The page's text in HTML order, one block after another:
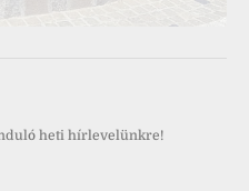
heti hírlevelünkre!